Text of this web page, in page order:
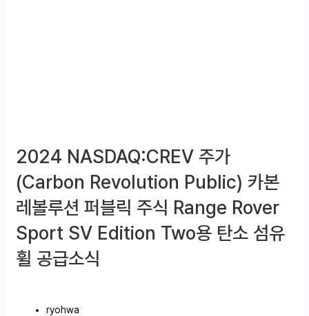
2024 NASDAQ:CREV 주가
(Carbon Revolution Public) 카본
레볼루션 퍼블릭 주식 Range Rover
Sport SV Edition Two용 탄소 섬유
휠 공급소식
ryohwa